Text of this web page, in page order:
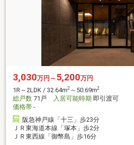
3,030万円～ 5,200万円
1R～2LDK / 32.64m2 ～50.69m2
総戸数 71戸 入居可能時期 即引渡可
価格帯 -
阪急神戸線「十三」歩23分
ＪＲ東海道本線「塚本」歩2分
ＪＲ東西線「御幣島」歩16分